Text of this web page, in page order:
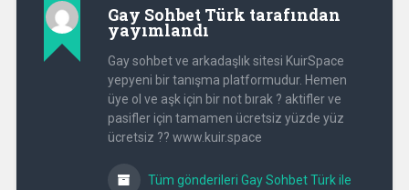
Gay Sohbet Türk tarafından
yayımlandı
Gay sohbet ve arkadaşlık sitesi KuirSpace
yepyeni bir tanışma platformudur. Hemen
üye ol ve aşk için bir not bırak ? aktifler ve
pasifler için tamamen ücretsiz yüzde yüz
ücretsiz ?? www.kuir.space
Tüm gönderileri Gay Sohbet Türk ile